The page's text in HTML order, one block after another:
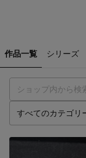
作品一覧 シリーズ